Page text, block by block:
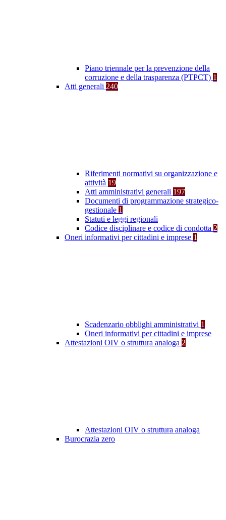
Piano triennale per la prevenzione della
corruzione e della trasparenza (PTPCT) 1
Atti generali 240
Riferimenti normativi su organizzazione e
attività 19
Atti amministrativi generali 197
Documenti di programmazione strategico-
gestionale 1
Statuti e leggi regionali
Codice disciplinare e codice di condotta 2
Oneri informativi per cittadini e imprese 1
Scadenzario obblighi amministrativi 1
Oneri informativi per cittadini e imprese
Attestazioni OIV o struttura analoga 2
Attestazioni OIV o struttura analoga
Burocrazia zero